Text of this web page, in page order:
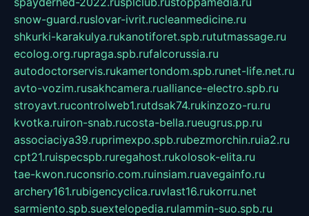
snow-guard.ruslovar-ivrit.rucleanmedicine.ru
shkurki-karakulya.rukanotiforet.spb.rututmassage.ru
ecolog.org.rupraga.spb.rufalcorussia.ru
autodoctorservis.rukamertondom.spb.runet-life.net.ru
avto-vozim.rusakhcamera.rualliance-electro.spb.ru
stroyavt.rucontrolweb1.rutdsak74.rukinzozo-ru.ru
kvotka.ruiron-snab.rucosta-bella.rueugrus.pp.ru
associaciya39.ruprimexpo.spb.rubezmorchin.ruia2.ru
cpt21.ruispecspb.ruregahost.rukolosok-elita.ru
tae-kwon.ruconsrio.com.ruinsiam.ruavegainfo.ru
archery161.rubigencyclica.ruvlast16.rukorru.net
sarmiento.spb.suextelopedia.rulammin-suo.spb.ru